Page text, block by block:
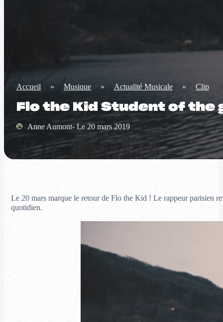
Accueil » Musique » Actualité Musicale » Clip
Flo the Kid Student of the
Anne Aumont- Le 20 mars 2019
Le 20 mars marque le retour de Flo the Kid ! Le rappeur parisien
quotidien.